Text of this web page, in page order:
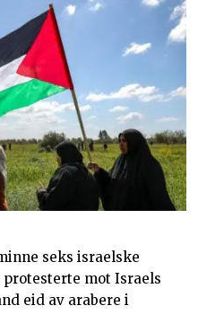
seks israelske
protesterte mot Israels
eid av arabere i